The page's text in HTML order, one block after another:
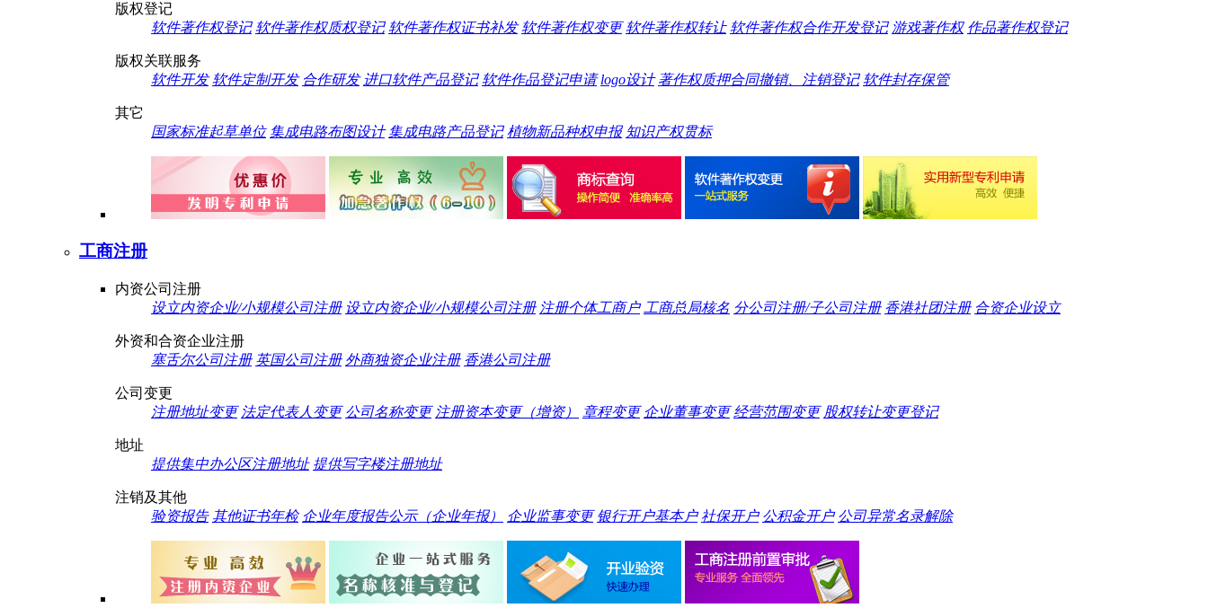
版权登记
软件著作权登记 软件著作权质权登记 软件著作权证书补发 软件著作权变更 软件著作权转让 软件著作权合作开发登记 游戏著作权 作品著作权登记
版权关联服务
软件开发 软件定制开发 合作研发 进口软件产品登记 软件作品登记申请 logo设计 著作权质押合同撤销、注销登记 软件封存保管
其它
国家标准起草单位 集成电路布图设计 集成电路产品登记 植物新品种权申报 知识产权贯标
工商注册
内资公司注册
设立内资企业/小规模公司注册 设立内资企业/小规模公司注册 注册个体工商户 工商总局核名 分公司注册/子公司注册 香港社团注册 合资企业设立
外资和合资企业注册
塞舌尔公司注册 英国公司注册 外商独资企业注册 香港公司注册
公司变更
注册地址变更 法定代表人变更 公司名称变更 注册资本变更（增资） 章程变更 企业董事变更 经营范围变更 股权转让变更登记
地址
提供集中办公区注册地址 提供写字楼注册地址
注销及其他
验资报告 其他证书年检 企业年度报告公示（企业年报） 企业监事变更 银行开户基本户 社保开户 公积金开户 公司异常名录解除